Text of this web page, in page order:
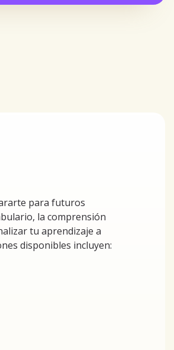
para futuros
la comprensión
tu aprendizaje a
disponibles incluyen: